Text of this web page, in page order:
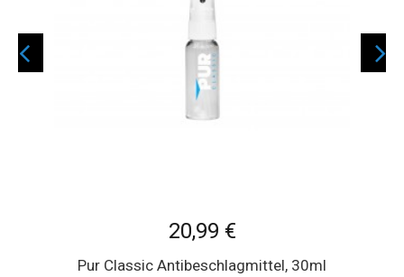
20,99 €
Pur Classic Antibeschlagmittel, 30ml